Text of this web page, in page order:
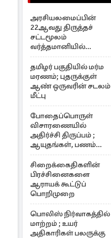
அரசியலமைப்பின்
22ஆவது திருத்தச்
சட்டமூலம்
வர்த்தமானியில்
வெளியீடு
தமிழர் பகுதியில் மர்ம
மரணம்; புதருக்குள்
ஆண் ஒருவரின் சடலம்
மீட்பு
போதைப்பொருள்
விசாரணையில்
அதிர்ச்சி திருப்பம் ;
ஆயுதங்கள், பணம்
கைப்பற்றல்
சிறைக்கைதிகளின்
பிரச்சினைகளை
ஆராயக் கூட்டுப்
பொறிமுறை
பொலிஸ் நிர்வாகத்தில்
மாற்றம் ; உயர்
அதிகாரிகள் பலருக்கு